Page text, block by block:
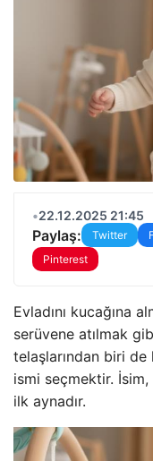
•22.12.2025 21:45
Paylaş: Twitter
Pinterest
Evladını kucağına
serüvene atılmak
telaşlarından biri
ismi seçmektir.
ilk aynadır.